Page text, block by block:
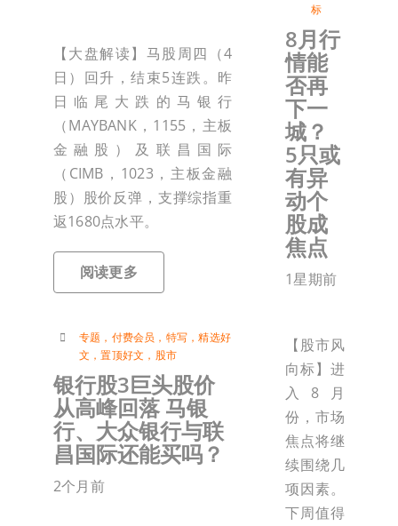
【大盘解读】马股周四（4
日）回升，结束5连跌。昨
日临尾大跌的马银行
（MAYBANK，1155，主板
金融股）及联昌国际
（CIMB，1023，主板金融
股）股价反弹，支撑综指重
返1680点水平。
阅读更多
专题 ， 付费会员 ， 特写 ，精选好
文 ，置顶好文 ， 股市
银行股3巨头股价
从高峰回落 马银
行、大众银行与联
昌国际还能买吗？
2个月前
标
8月行
情能
否再
下一
城？
5只或
有异
动个
股成
焦点
1星期前
【股市风
向标】进
入8月
份，市场
焦点将继
续围绕几
项因素。
下周值得